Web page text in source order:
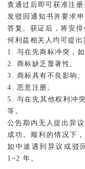
查通过后即可获准注
发驳回通知书并要求
答复。获证后，将安
何利益相关人均可提
1. 与在先商标冲突，
2. 商标缺乏显著性;
3. 商标具有不良影响;
4. 恶意注册;
5. 与在先其他权利冲
等。
公告期内无人提出异
成功。顺利的情况下
如中途遇到异议或驳
1~2 年。